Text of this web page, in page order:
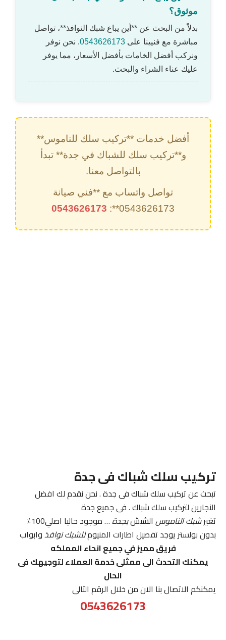
موثوق؟
بدلاً من البحث عن **أين يباع شبك النوافذ**، تواصل
مباشرة مع فنيينا على0543626173. نحن نوفر
ونركب أفضل الخامات بأفضل الأسعار، مما يوفر
عليك عناء الشراء والبحث.
أفضل خدمات **تركيب سلك للناموس**
و**تركيب سلك للشباك في جدة** تبدأ
بالتواصل معنا.
تواصل واتساب مع **فني صيانة
0543626173**:
تركيب سلك شباك فى جدة
تبحث عن تركيب سلك شباك فى جدة . نحن نقدم لك افضل
النجارين لتركيب سلك شباك . فى جميع جدة
تغيرشبك الناموس الشيشبجدة
… موجود حاليا اصلي100٪
بدون بولستر يوجد تفصيل اطارات المنيومللشبك نوافذوابواب
فريق مميز في جميع انحاء المملكه
يمكنك التحدث الى ممثلى خدمة العملاء لتوجيهك فى
الحال
يمكنكم الاتصال بنا الان من خلال الرقم التالى
0543626173